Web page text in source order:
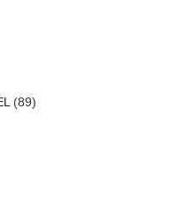
(89)